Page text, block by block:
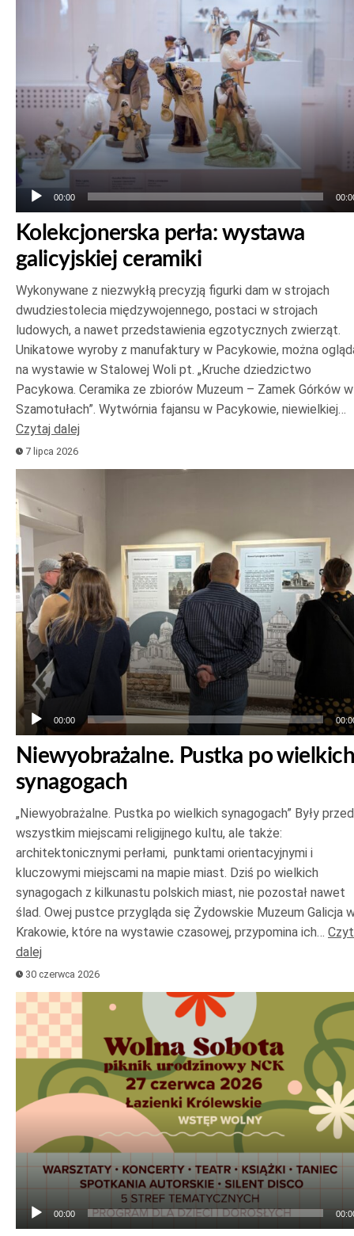
00:00
Kolekcjonerska perła: wystawa
galicyjskiej ceramiki
Wykonywane z niezwykłą precyzją figurki dam w strojach
dwudziestolecia międzywojennego, postaci w strojach
ludowych, a nawet przedstawienia egzotycznych zwierząt.
Unikatowe wyroby z manufaktury w Pacykowie, można
na wystawie w Stalowej Woli pt. „Kruche dziedzictwo
Pacykowa. Ceramika ze zbiorów Muzeum – Zamek Górków w
Szamotułach”. Wytwórnia fajansu w Pacykowie, niewielkiej…
Czytaj dalej
7 lipca 2026
Odtwarzacz
plików
dźwiękowych
00:00
Niewyobrażalne. Pustka po wielkich
synagogach
„Niewyobrażalne. Pustka po wielkich synagogach” Były
wszystkim miejscami religijnego kultu, ale także:
architektonicznymi perłami, punktami orientacyjnymi i
kluczowymi miejscami na mapie miast. Dziś po wielkich
synagogach z kilkunastu polskich miast, nie pozostał nawet
ślad. Owej pustce przygląda się Żydowskie Muzeum Galicja
Krakowie, które na wystawie czasowej, przypomina ich…
dalej
30 czerwca 2026
Odtwarzacz
plików
dźwiękowych
00:00